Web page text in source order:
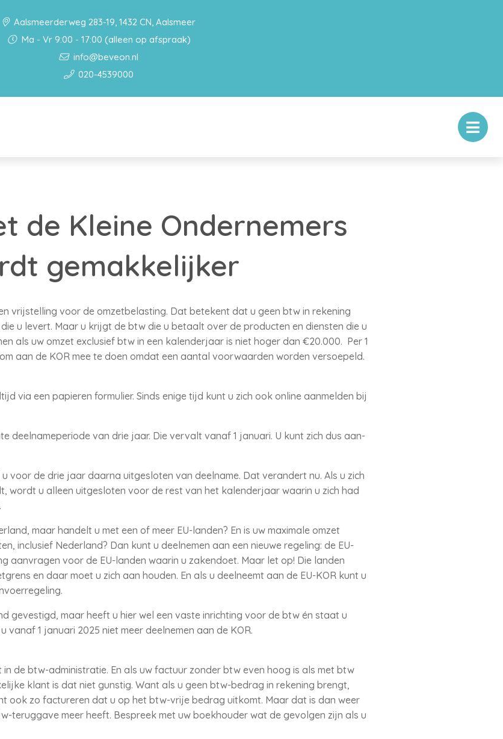
Aalsmeerderweg 283-19, 1432 CN, Aalsmeer
Ma - Vr 9:00 - 17:00 (alleen op afspraak)
info@beveon.nl
020-4539000
de Kleine Ondernemers
gemakkelijker
vrijstelling voor de omzetbelasting. Dat betekent dat u geen btw in rekening
u levert. Maar u krijgt de btw die u betaalt over de producten en diensten die u
als uw omzet exclusief btw in een kalenderjaar is niet hoger dan €20.000. Per 1
aan de KOR mee te doen omdat een aantal voorwaarden worden versoepeld.
via een papieren formulier. Sinds enige tijd kunt u zich ook online aanmelden bij
deelnameperiode van drie jaar. Die vervalt vanaf 1 januari. U kunt zich dus aan-
voor de drie jaar daarna uitgesloten van deelname. Dat verandert nu. Als u zich
wordt u alleen uitgesloten voor de rest van het kalenderjaar waarin u zich had
maar handelt u met een of meer EU-landen? En is uw maximale omzet
inclusief Nederland? Dan kunt u deelnemen aan een nieuwe regeling: de EU-
aanvragen voor de EU-landen waarin u zakendoet. Maar let op! Die landen
en daar moet u zich aan houden. En als u deelneemt aan de EU-KOR kunt u
gevestigd, maar heeft u hier wel een vaste inrichting voor de btw én staat u
vanaf 1 januari 2025 niet meer deelnemen aan de KOR.
de btw-administratie. En als uw factuur zonder btw even hoog is als met btw
klant is dat niet gunstig. Want als u geen btw-bedrag in rekening brengt,
ook zo factureren dat u op het btw-vrije bedrag uitkomt. Maar dat is dan weer
teruggave meer heeft. Bespreek met uw boekhouder wat de gevolgen zijn als u